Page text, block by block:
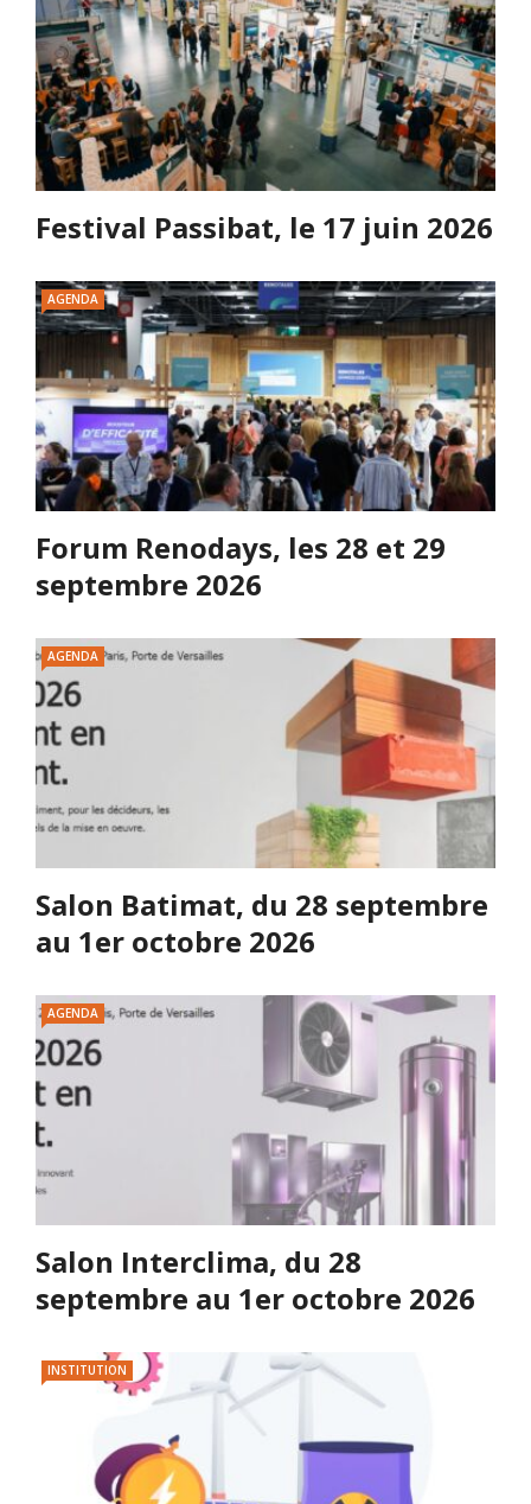
Festival Passibat, le 17 juin 2026
AGENDA
Forum Renodays, les 28 et 29
septembre 2026
AGENDA
Salon Batimat, du 28 septembre
au 1er octobre 2026
AGENDA
Salon Interclima, du 28
septembre au 1er octobre 2026
INSTITUTION